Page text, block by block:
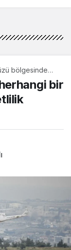
bölgesinde
arbede veya
olmadığı bir